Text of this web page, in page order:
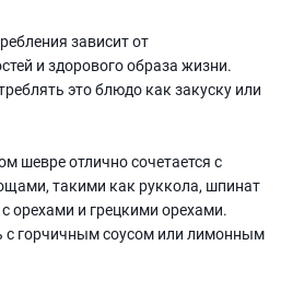
зависит от
и здорового образа жизни.
это блюдо как закуску или
шевре отлично сочетается с
такими как руккола, шпинат
орехами и грецкими орехами.
с горчичным соусом или лимонным